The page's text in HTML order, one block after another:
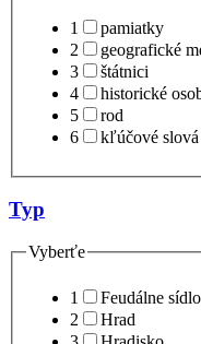
1
pamiatky
2
geografické
3
štátnici
4
historické
5
rod
6
kľúčové slová
Typ
Vyberťe
1
Feudálne sídlo
2
Hrad